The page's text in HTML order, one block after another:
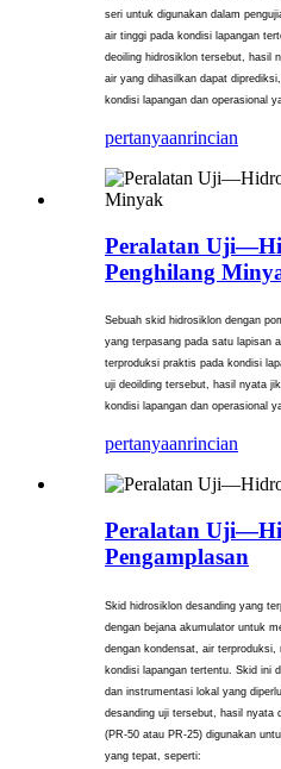
seri untuk digunakan dalam
air tinggi pada kondisi lapangan
deoiling hidrosiklon tersebut, hasil
air yang dihasilkan dapat
kondisi lapangan dan operasional
pertanyaanrincian
Peralatan
Penghilang
Sebuah skid hidrosiklon dengan
yang terpasang pada satu lapisan
terproduksi praktis pada kondisi
uji deoilding tersebut, hasil nyata
kondisi lapangan dan operasional
pertanyaanrincian
Peralatan
Pengamplasan
Skid hidrosiklon desanding yang
dengan bejana akumulator untuk
dengan kondensat, air
kondisi lapangan tertentu. Skid ini
dan instrumentasi lokal yang
desanding uji tersebut, hasil nyata
(PR-50 atau PR-25) digunakan
yang tepat, seperti: